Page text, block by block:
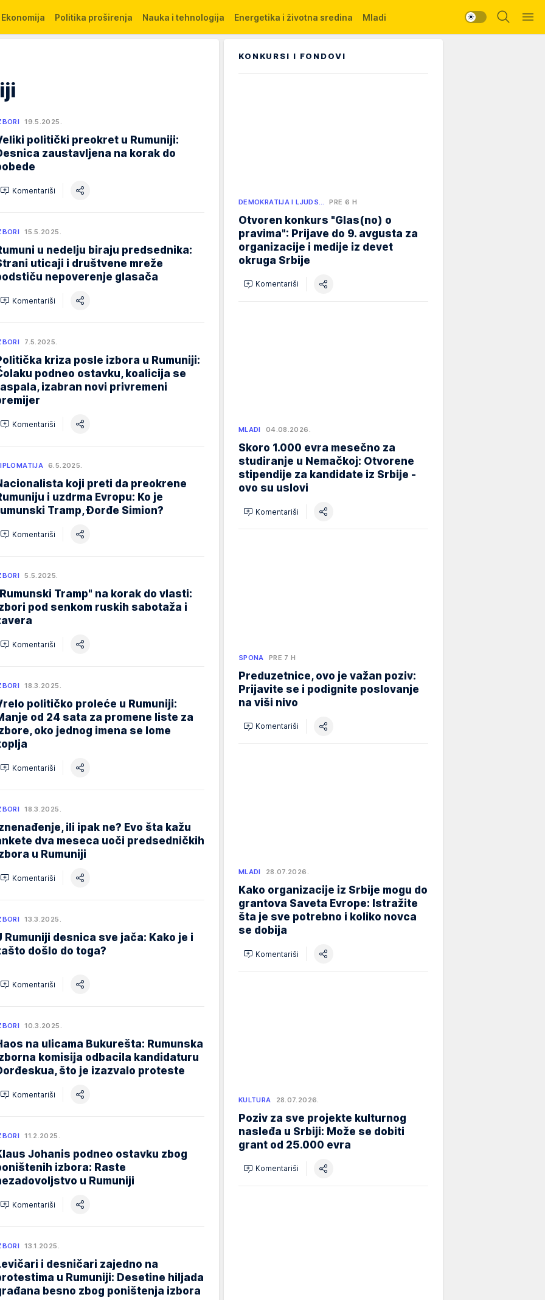
Ekonomija Politika proširenja Nauka i tehnologija Energetika i životna sredina Mladi
19.5.2025.
politički preokret u Rumuniji:
zaustavljena na korak do
Komentariši
15.5.2025.
u nedelju biraju predsednika:
uticaji i društvene mreže
nepoverenje glasača
Komentariši
7.5.2025.
kriza posle izbora u Rumuniji:
podneo ostavku, koalicija se
izabran novi privremeni
Komentariši
6.5.2025.
koji preti da preokrene
i uzdrma Evropu: Ko je
Tramp, Đorđe Simion?
Komentariši
5.5.2025.
Tramp" na korak do vlasti:
pod senkom ruskih sabotaža i
Komentariši
18.3.2025.
političko proleće u Rumuniji:
od 24 sata za promene liste za
oko jednog imena se lome
Komentariši
18.3.2025.
ili ipak ne? Evo šta kažu
dva meseca uoči predsedničkih
u Rumuniji
Komentariši
13.3.2025.
Rumuniji desnica sve jača: Kako je i
došlo do toga?
Komentariši
10.3.2025.
na ulicama Bukurešta: Rumunska
komisija odbacila kandidaturu
što je izazvalo proteste
Komentariši
11.2.2025.
Johanis podneo ostavku zbog
izbora: Raste
u Rumuniji
Komentariši
13.1.2025.
i desničari zajedno na
u Rumuniji: Desetine hiljada
besno zbog poništenja izbora
KONKURSI I FONDOVI
DEMOKRATIJA I LJUDS… PRE 6 H
Otvoren konkurs "Glas(no) o
pravima": Prijave do 9. avgusta za
organizacije i medije iz devet
okruga Srbije
Komentariši
MLADI 04.08.2026.
Skoro 1.000 evra mesečno za
studiranje u Nemačkoj: Otvorene
stipendije za kandidate iz Srbije -
ovo su uslovi
Komentariši
SPONA PRE 7 H
Preduzetnice, ovo je važan poziv:
Prijavite se i podignite poslovanje
na viši nivo
Komentariši
MLADI 28.07.2026.
Kako organizacije iz Srbije mogu do
grantova Saveta Evrope: Istražite
šta je sve potrebno i koliko novca
se dobija
Komentariši
KULTURA 28.07.2026.
Poziv za sve projekte kulturnog
nasleđa u Srbiji: Može se dobiti
grant od 25.000 evra
Komentariši